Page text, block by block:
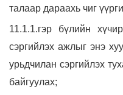
талаар дараахь чиг
11.1.1.гэр бүлийн
сэргийлэх ажлыг энэ
урьдчилан сэргийлэх
байгуулах;